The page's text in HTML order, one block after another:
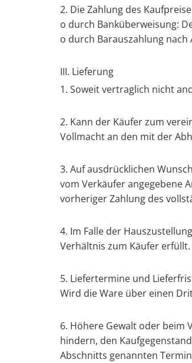
2. Die Zahlung des
o durch Banküberweisung:
o durch Barauszahlung
III. Lieferung
1. Soweit vertraglich nicht
2. Kann der Käufer zum
Vollmacht an den mit der
3. Auf ausdrücklichen
vom Verkäufer angegebene
vorheriger Zahlung des
4. Im Falle der
Verhältnis zum Käufer
5. Liefertermine und
Wird die Ware über einen
6. Höhere Gewalt oder beim
hindern, den
Abschnitts genannten